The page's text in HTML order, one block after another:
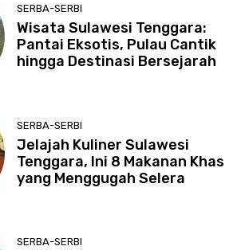
SERBA-SERBI
Wisata Sulawesi Tenggara:
Pantai Eksotis, Pulau Cantik
hingga Destinasi Bersejarah
SERBA-SERBI
Jelajah Kuliner Sulawesi
Tenggara, Ini 8 Makanan Khas
yang Menggugah Selera
SERBA-SERBI